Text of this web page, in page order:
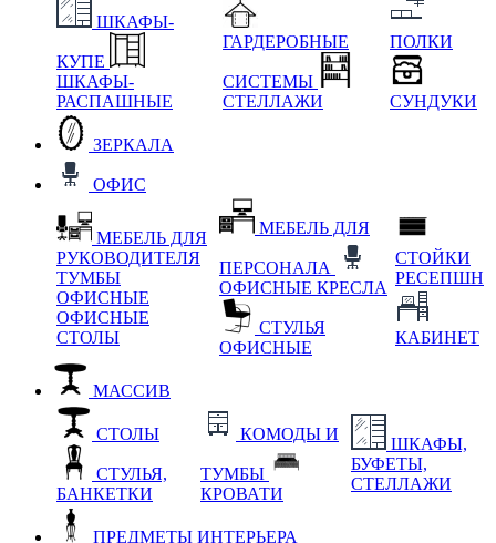
ШКАФЫ-
КУПЕ
ШКАФЫ-
РАСПАШНЫЕ
ГАРДЕРОБНЫЕ
СИСТЕМЫ
СТЕЛЛАЖИ
ПОЛКИ
СУНДУКИ
ЗЕРКАЛА
ОФИС
МЕБЕЛЬ ДЛЯ
РУКОВОДИТЕЛЯ
ТУМБЫ
ОФИСНЫЕ
ОФИСНЫЕ
СТОЛЫ
МЕБЕЛЬ ДЛЯ
ПЕРСОНАЛА
ОФИСНЫЕ КРЕСЛА
СТУЛЬЯ
ОФИСНЫЕ
СТОЙКИ
РЕСЕПШН
КАБИНЕТ
МАССИВ
СТОЛЫ
СТУЛЬЯ,
БАНКЕТКИ
КОМОДЫ И
ТУМБЫ
КРОВАТИ
ШКАФЫ,
БУФЕТЫ,
СТЕЛЛАЖИ
ПРЕДМЕТЫ ИНТЕРЬЕРА